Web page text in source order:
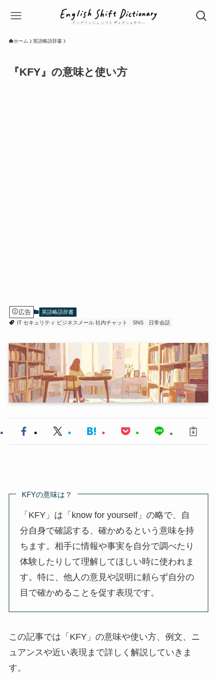
ホーム 英語略語辞書
『KFY』の意味と使い方
広告
英語略語辞書
IT セキュリティ ビジネスメール 社内チャット
SNS 日常会話
KFYの意味は？
「KFY」は「know for yourself」の略で、自
分自身で確認する、確かめるという意味を持
ちます。相手に情報や事実を自分で調べたり
体験したりして理解してほしい時に使われま
す。特に、他人の意見や説明に頼らず自分の
目で確かめることを促す表現です。
この記事では「KFY」の意味や使い方、例文、ニ
ュアンスや近い表現まで詳しく解説していきま
す。